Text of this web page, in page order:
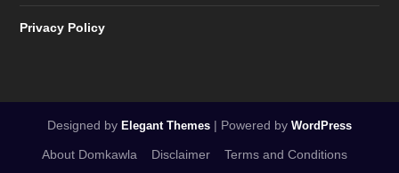
Privacy Policy
Designed by Elegant Themes | Powered by WordPress
About Domkawla Disclaimer Terms and Conditions